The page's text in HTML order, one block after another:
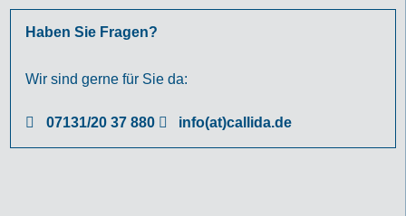
Haben Sie Fragen?
Wir sind gerne für Sie da:
07131/20 37 880 info(at)callida.de